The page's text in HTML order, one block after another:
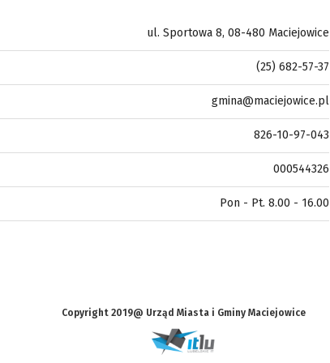
ul. Sportowa 8, 08-480 Maciejowice
(25) 682-57-37
gmina@maciejowice.pl
826-10-97-043
000544326
Pon - Pt. 8.00 - 16.00
Copyright 2019@ Urząd Miasta i Gminy Maciejowice